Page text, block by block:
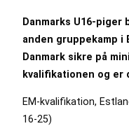
Danmarks U16-piger
anden gruppekamp i
Danmark sikre på
kvalifikationen og er
EM-kvalifikation,
16-25)